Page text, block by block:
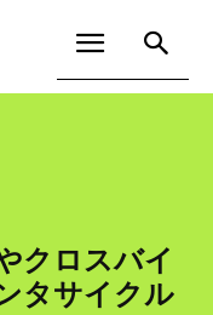
クロスバイ
タサイクル